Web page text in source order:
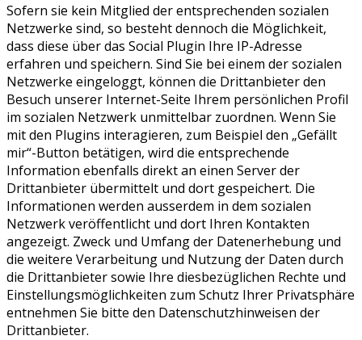
Sofern sie kein Mitglied der entsprechenden sozialen
Netzwerke sind, so besteht dennoch die Möglichkeit,
dass diese über das Social Plugin Ihre IP-Adresse
erfahren und speichern. Sind Sie bei einem der sozialen
Netzwerke eingeloggt, können die Drittanbieter den
Besuch unserer Internet-Seite Ihrem persönlichen Profil
im sozialen Netzwerk unmittelbar zuordnen. Wenn Sie
mit den Plugins interagieren, zum Beispiel den „Gefällt
mir“-Button betätigen, wird die entsprechende
Information ebenfalls direkt an einen Server der
Drittanbieter übermittelt und dort gespeichert. Die
Informationen werden ausserdem in dem sozialen
Netzwerk veröffentlicht und dort Ihren Kontakten
angezeigt. Zweck und Umfang der Datenerhebung und
die weitere Verarbeitung und Nutzung der Daten durch
die Drittanbieter sowie Ihre diesbezüglichen Rechte und
Einstellungsmöglichkeiten zum Schutz Ihrer Privatsphäre
entnehmen Sie bitte den Datenschutzhinweisen der
Drittanbieter.